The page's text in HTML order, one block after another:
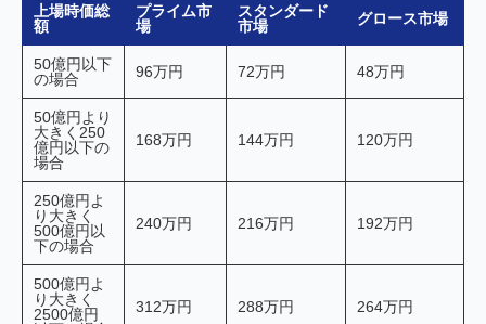
上場時価総
額
プライム市
場
スタンダード
市場
グロース市場
50億円以下
の場合
96万円 72万円 48万円
50億円より
大きく250
億円以下の
場合
168万円 144万円 120万円
250億円よ
り大きく
500億円以
下の場合
240万円 216万円 192万円
500億円よ
り大きく
2500億円
312万円 288万円 264万円